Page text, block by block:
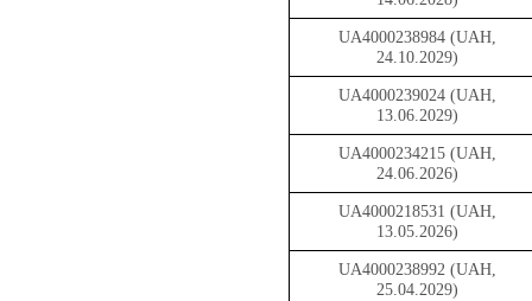
UA4000238984 (UAH,
24.10.2029)
UA4000239024 (UAH,
13.06.2029)
UA4000234215 (UAH,
24.06.2026)
UA4000218531 (UAH,
13.05.2026)
UA4000238992 (UAH,
25.04.2029)